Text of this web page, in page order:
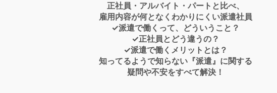
正社員・アルバイト・パートと比べ、
雇用内容が何となくわかりにくい派遣社員
✓派遣で働くって、どういうこと？
✓正社員とどう違うの？
✓派遣で働くメリットとは？
知ってるようで知らない『派遣』に関する
疑問や不安をすべて解決！